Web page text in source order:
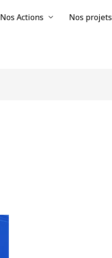
Nos Actions Nos projets